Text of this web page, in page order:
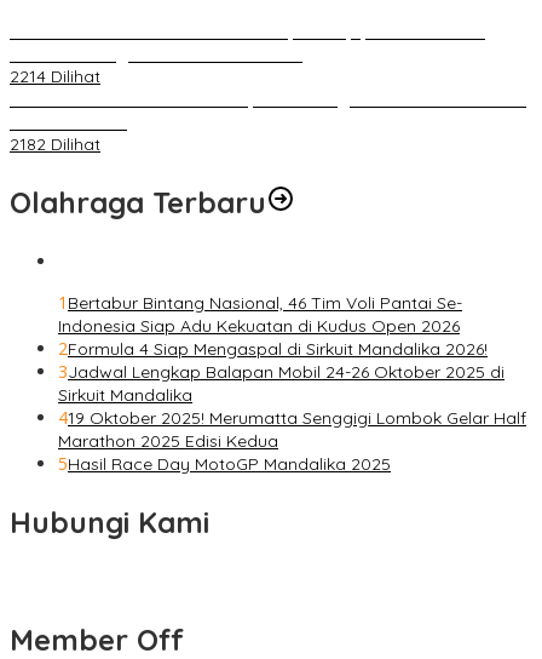
2214 Dilihat
2182 Dilihat
Olahraga Terbaru
1 Bertabur Bintang Nasional, 46 Tim Voli Pantai Se-
Indonesia Siap Adu Kekuatan di Kudus Open 2026
2Formula 4 Siap Mengaspal di Sirkuit Mandalika 2026!
3Jadwal Lengkap Balapan Mobil 24-26 Oktober 2025 di
Sirkuit Mandalika
419 Oktober 2025! Merumatta Senggigi Lombok Gelar Half
Marathon 2025 Edisi Kedua
5Hasil Race Day MotoGP Mandalika 2025
Hubungi Kami
Member Off